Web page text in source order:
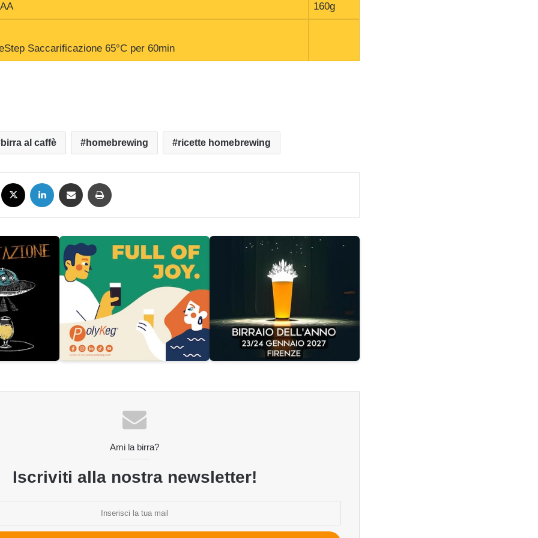
160g
Saccarificazione 65°C per 60min
birra al caffè homebrewing ricette homebrewing
Facebook LinkedIn Condividi via mail
Ami la birra?
Iscriviti alla nostra newsletter!